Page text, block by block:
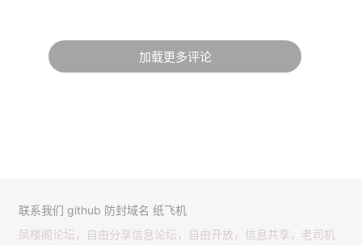
加载更多评论
联系我们 github 防封域名 纸飞机
凤楼阁论坛，自由分享信息论坛，自由开放，信息共享，老司机